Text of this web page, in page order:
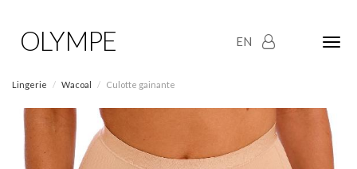
EN
OLYMPE
Lingerie Wacoal Culotte gainante